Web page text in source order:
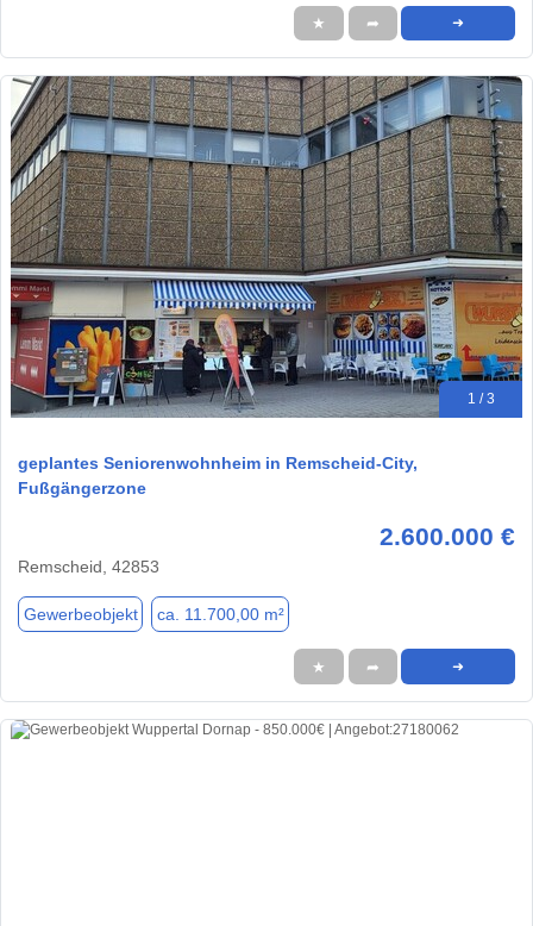
★ ➦ ➜
1 / 3
geplantes Seniorenwohnheim in Remscheid-City,
Fußgängerzone
2.600.000 €
Remscheid, 42853
Gewerbeobjekt ca. 11.700,00 m²
★ ➦ ➜